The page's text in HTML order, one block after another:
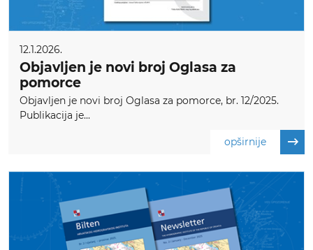
12.1.2026.
Objavljen je novi broj Oglasa za
pomorce
Objavljen je novi broj Oglasa za pomorce, br. 12/2025.
Publikacija je...
opširnije